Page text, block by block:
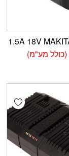
(כולל מע"מ)